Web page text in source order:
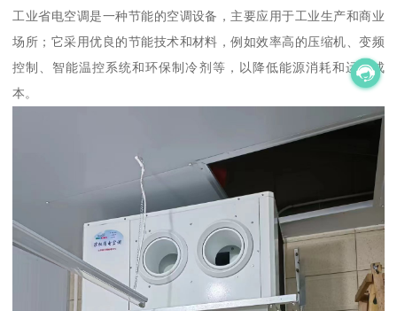
工业省电空调是一种节能的空调设备，主要应用于工业生产和商业
场所；它采用优良的节能技术和材料，例如效率高的压缩机、变频
控制、智能温控系统和环保制冷剂等，以降低能源消耗和运行成
本。